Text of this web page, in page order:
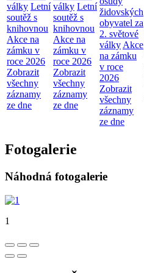
války Letní
soutěž s
knihovnou
Akce na
zámku v
roce 2026
Zobrazit
všechny
záznamy
ze dne
války Letní
soutěž s
knihovnou
Akce na
zámku v
roce 2026
Zobrazit
všechny
záznamy
ze dne
židovských
obyvatel za
2. světové
války Akce
na zámku
v roce
2026
Zobrazit
všechny
záznamy
ze dne
Fotogalerie
Náhodná fotogalerie
1